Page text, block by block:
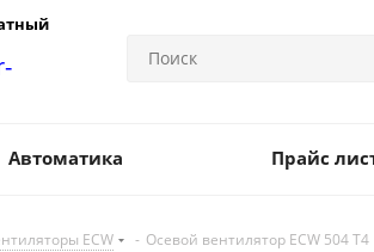
Автоматика Прайс
ECW - Осевой вентилятор ECW 504 T4